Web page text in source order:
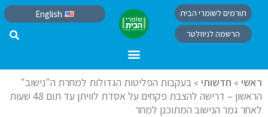
תורמים לשומרי הבית
הרשמה לניוזלטר
English
ראשי » חדשותי » בעקבות הפליטות הגדולות למחרת ה"נישוב"
הראשון – דרישה להצבת פקחים על אסדת לוויתן עד תום 48 שעות
לאחר גמר הנישוב המתוכנן למחר